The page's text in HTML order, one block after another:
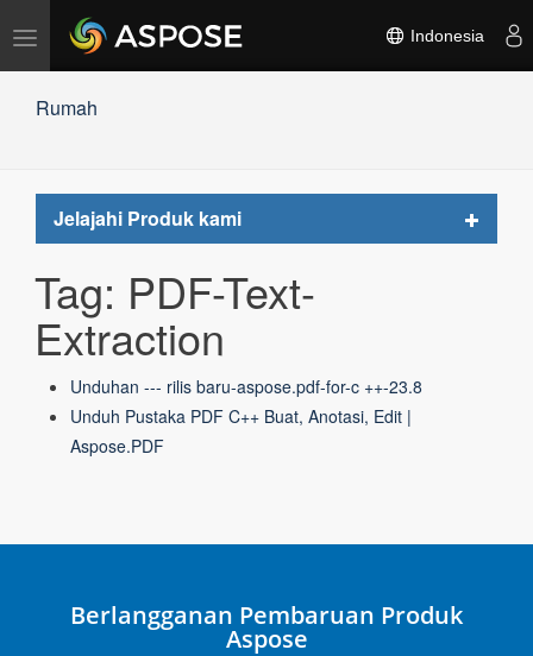
Alihkan
navigasi
Indonesia
Rumah
Jelajahi Produk kami
Toggle
Tag: PDF-Text-
Extraction
Unduhan --- rilis baru-aspose.pdf-for-c ++-23.8
Unduh Pustaka PDF C++ Buat, Anotasi, Edit |
Aspose.PDF
Berlangganan Pembaruan Produk
Aspose